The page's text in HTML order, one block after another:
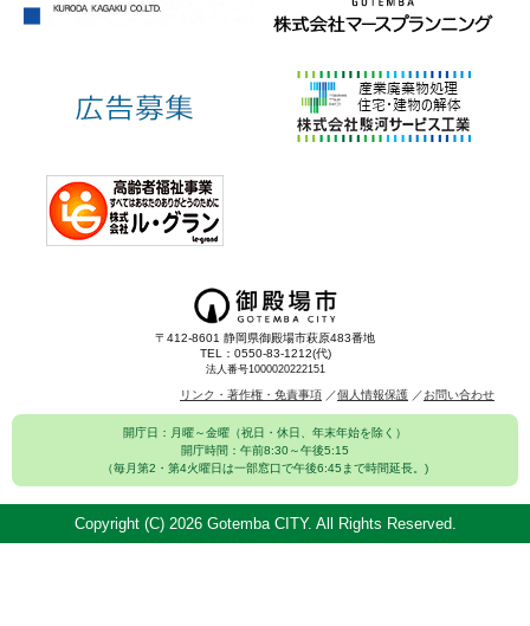
〒412-8601 静岡県御殿場市萩原483番地
TEL：0550-83-1212(代)
法人番号1000020222151
リンク・著作権・免責事項 個人情報保護 お問い合わせ
開庁日：月曜～金曜（祝日・休日、年末年始を除く）
開庁時間：午前8:30～午後5:15
（毎月第2・第4火曜日は一部窓口で午後6:45まで時間延長。)
Copyright (C) 2026 Gotemba CITY. All Rights Reserved.